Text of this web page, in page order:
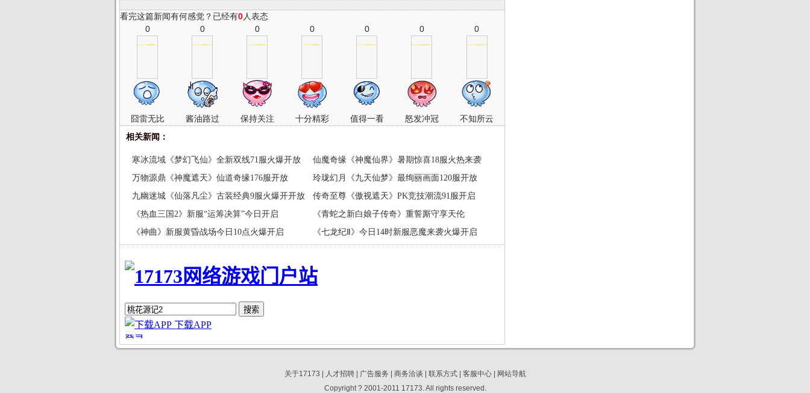
看完这篇新闻有何感觉？已经有0人表态
0
囧雷无比
0
酱油路过
0
保持关注
0
十分精彩
0
值得一看
0
怒发冲冠
0
不知所云
相关新闻：
寒冰流域《梦幻飞仙》全新双线71服火爆开放
仙魔奇缘《神魔仙界》暑期惊喜18服火热来袭
万物源鼎《神魔遮天》仙道奇缘176服开放
玲珑幻月《九天仙梦》最绚丽画面120服开放
九幽迷城《仙落凡尘》古装经典9服火爆开开放
传奇至尊《傲视遮天》PK竞技潮流91服开启
《热血三国2》新服“运筹决算”今日开启
《青蛇之新白娘子传奇》重誓厮守享天伦
《神曲》新服黄昏战场今日10点火爆开启
《七龙纪Ⅱ》今日14时新服恶魔来袭火爆开启
关于17173 人才招聘| 广告服务 商务洽谈 联系方式| 客服中心|
网站导航
Copyright ? 2001-2011 17173. All rights reserved.